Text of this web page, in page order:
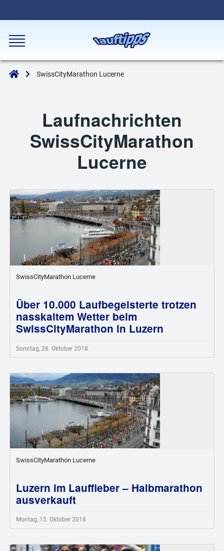
SwissCityMarathon Lucerne
Laufnachrichten
SwissCityMarathon
Lucerne
SwissCityMarathon Lucerne
Über 10.000 Laufbegeisterte trotzen
nasskaltem Wetter beim
SwissCityMarathon in Luzern
Sonntag, 28. Oktober 2018
SwissCityMarathon Lucerne
Luzern im Lauffieber – Halbmarathon
ausverkauft
Montag, 15. Oktober 2018